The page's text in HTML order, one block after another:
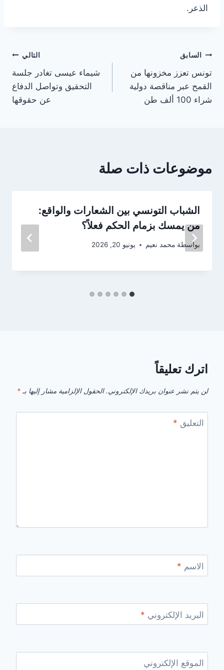
الذعر.
تصفّح
المقالات
السابق
تونس تعزز مخزونها من
القمح عبر مناقصة دولية
شراء 100 ألف طن
التالي
شيماء عيسى تغادر جلسة
التحقيق وتواصل الدفاع
عن حقوقها
موضوعات ذات صلة
الشباب التونسي بين الشعارات والواقع:
من يمسك بزمام الحكم فعلاً؟
بواسطة محمد نعيم يونيو 20, 2026
اترك تعليقاً
لن يتم نشر عنوان بريدك الإلكتروني. الحقول الإلزامية مشار إليها بـ *
التعليق *
الاسم *
البريد الإلكتروني *
الموقع الإلكتروني